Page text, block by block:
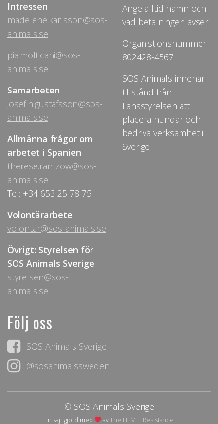
Intressen
madelene.karlsson@sos-
animals.se
pia.molticani@sos-
animals.se
Samarbeten
josefin.gustafsson@sos-
animals.se
Allmänna frågor om
arbetet i Spanien
therese.rantzow@sos-
animals.se
Tel: +34 653 25 78 75
Volontärarbete
volontar@sos-animals.se
Övrigt: Styrelsen för
SOS Animals Sverige
styrelsen@sos-
animals.se
Ange alltid namn och
vad betalningen avser!
Organistionsnummer:
802428-4567
SOS Animals innehar
tillstånd från
Länsstyrelsen att
placera hundar och
bedriva verksamhet i
Sverige
Följ oss
SOS Animals Sverige
@sosanimalssweden
© SOS Animals Sverige
En sajt gjord med avThe H.I.V.E. Resistance